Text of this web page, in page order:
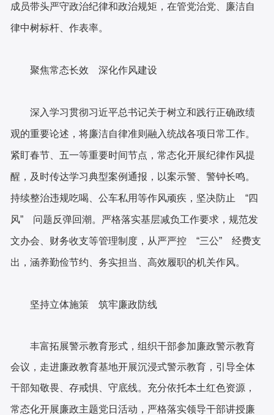
成员带头严守政治纪律和政治规矩，在管党治党、廉洁自
律中树标杆、作表率。
聚焦常态长效 深化作风建设
深入学习贯彻习近平总书记关于树立和践行正确政绩
观的重要论述，将廉洁自律准则融入统战各项日常工作。
紧盯春节、五一等重要时间节点，常态化开展纪律作风提
醒，及时传达学习典型案例通报，以案示警、警钟长鸣。
持续整治违规吃喝、公车私用等作风顽疾，坚决防止 “四
风” 问题反弹回潮。严格落实基层减负工作要求，规范发
文办会、财务收支等管理制度，从严严控 “三公” 经费支
出，涵养勤俭节约、务实担当、高效履职的机关作风。
坚持立体施策 筑牢廉政防线
丰富拓展警示教育形式，组织干部参加廉政警示教育
会议，走进廉政教育基地开展沉浸式警示教育，引导全体
干部知敬畏、存戒惧、守底线。充分依托本土红色资源，
常态化开展廉政主题党日活动，严格落实领导干部讲授廉